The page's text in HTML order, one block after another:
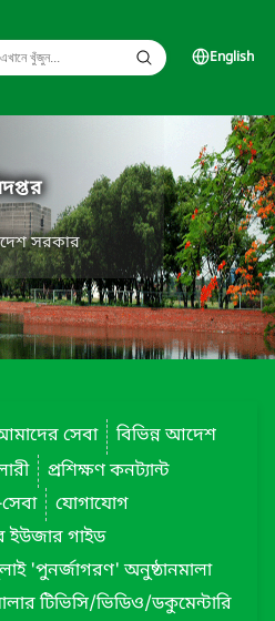
English
সরকার
সেবা
বিভিন্ন আদেশ
প্রশিক্ষণ কনট্যান্ট
যোগাযোগ
ইউজার গাইড
'পুনর্জাগরণ' অনুষ্ঠানমালা
টিভিসি/ভিডিও/ডকুমেন্টারি